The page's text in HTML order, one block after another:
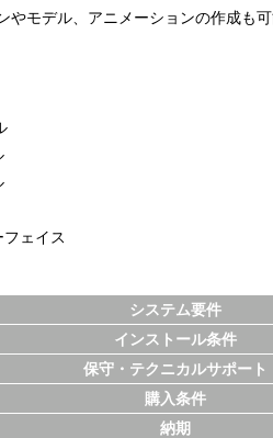
やモデル、アニメーションの作成も可
ェイス
システム要件
インストール条件
保守・テクニカルサポート
購入条件
納期